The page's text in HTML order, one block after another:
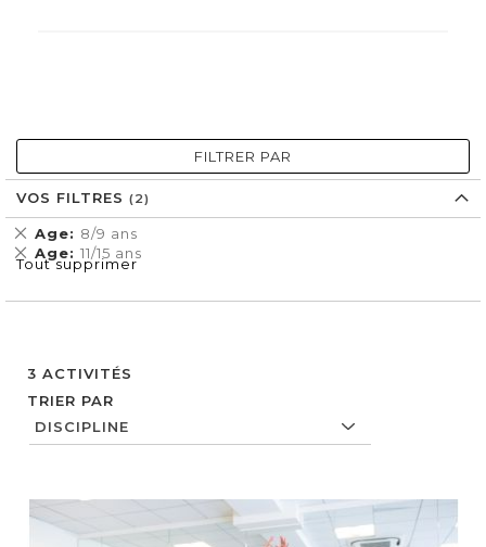
3 ACTIVITÉS
TRIER PAR
FILTRER PAR
VOS FILTRES
Age 8/9 ans
Supprimer
cet
Élément
Age 11/15 ans
Supprimer
cet
Tout supprimer